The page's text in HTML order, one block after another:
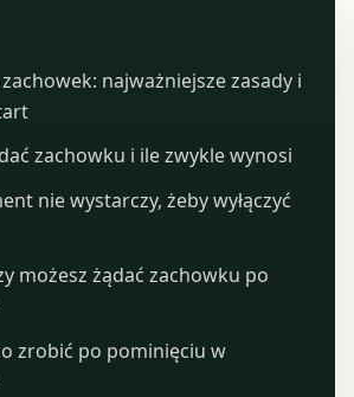
najważniejsze zasady i
zachowku i ile zwykle wynosi
nie wystarczy, żeby wyłączyć
możesz żądać zachowku po
zrobić po pominięciu w